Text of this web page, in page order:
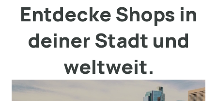
Entdecke Shops in
deiner Stadt und
weltweit.